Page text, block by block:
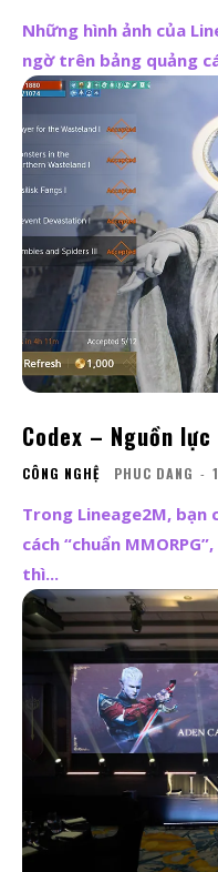
Những hình ảnh của
ngờ trên bảng quảng
Codex – Nguồn
CÔNG NGHỆ PHUC DANG -
Trong Lineage2M, bạn
cách “chuẩn
thì...